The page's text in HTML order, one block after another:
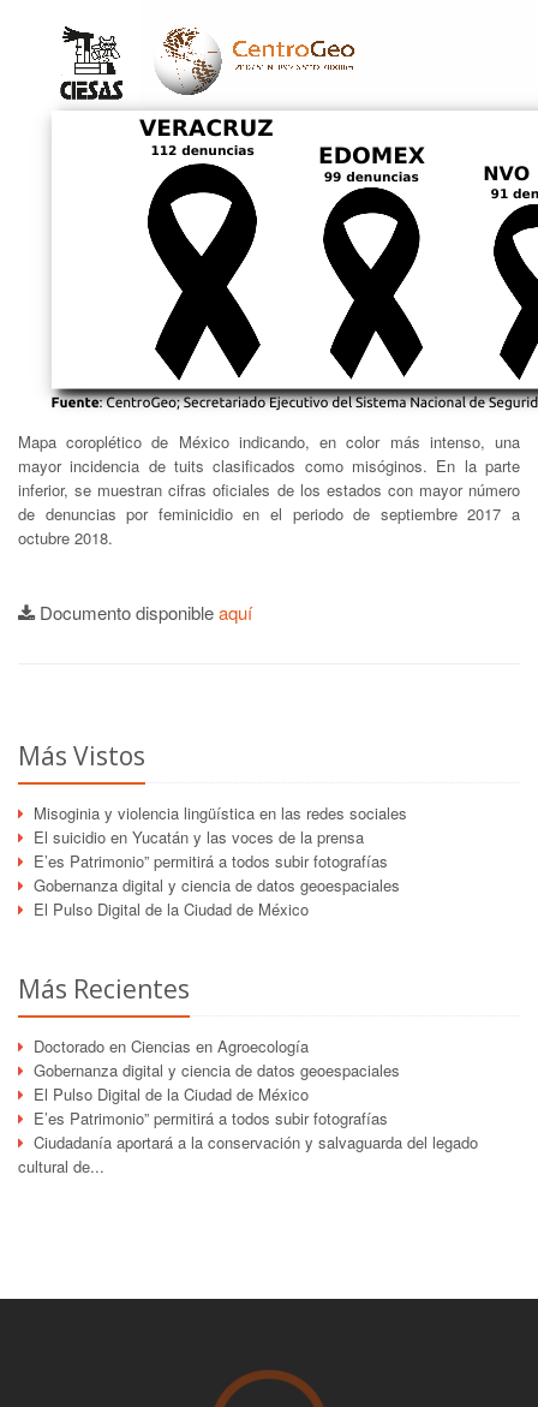
Mapa coroplético de México indicando, en color más intenso, una
mayor incidencia de tuits clasificados como misóginos. En la parte
inferior, se muestran cifras oficiales de los estados con mayor número
de denuncias por feminicidio en el periodo de septiembre 2017 a
octubre 2018.
Documento disponibleaquí
Más Vistos
Misoginia y violencia lingüística en las redes sociales
El suicidio en Yucatán y las voces de la prensa
E’es Patrimonio” permitirá a todos subir fotografías
Gobernanza digital y ciencia de datos geoespaciales
El Pulso Digital de la Ciudad de México
Más Recientes
Doctorado en Ciencias en Agroecología
Gobernanza digital y ciencia de datos geoespaciales
El Pulso Digital de la Ciudad de México
E’es Patrimonio” permitirá a todos subir fotografías
Ciudadanía aportará a la conservación y salvaguarda del legado
cultural de...